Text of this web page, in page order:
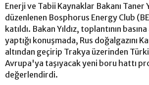
Enerji ve Tabii Kaynaklar Bakanı Taner
düzenlenen Bosphorus Energy Club
katıldı. Bakan Yıldız, toplantının
yaptığı konuşmada, Rus doğalgazını
altından geçirip Trakya üzerinden
Avrupa'ya taşıyacak yeni boru hattı
değerlendirdi.